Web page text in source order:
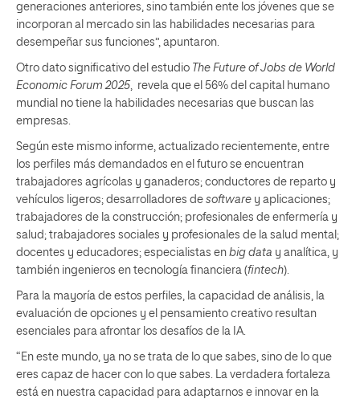
generaciones anteriores, sino también ente los jóvenes que se
incorporan al mercado sin las habilidades necesarias para
desempeñar sus funciones”, apuntaron.
Otro dato significativo del estudio The Future of Jobs de World
Economic Forum 2025 , revela que el 56% del capital humano
mundial no tiene la habilidades necesarias que buscan las
empresas.
Según este mismo informe, actualizado recientemente, entre
los perfiles más demandados en el futuro se encuentran
trabajadores agrícolas y ganaderos; conductores de reparto y
vehículos ligeros; desarrolladores de software y aplicaciones;
trabajadores de la construcción; profesionales de enfermería y
salud; trabajadores sociales y profesionales de la salud mental;
docentes y educadores; especialistas en big data y analítica, y
también ingenieros en tecnología financiera (fintech).
Para la mayoría de estos perfiles, la capacidad de análisis, la
evaluación de opciones y el pensamiento creativo resultan
esenciales para afrontar los desafíos de la IA.
“En este mundo, ya no se trata de lo que sabes, sino de lo que
eres capaz de hacer con lo que sabes. La verdadera fortaleza
está en nuestra capacidad para adaptarnos e innovar en la